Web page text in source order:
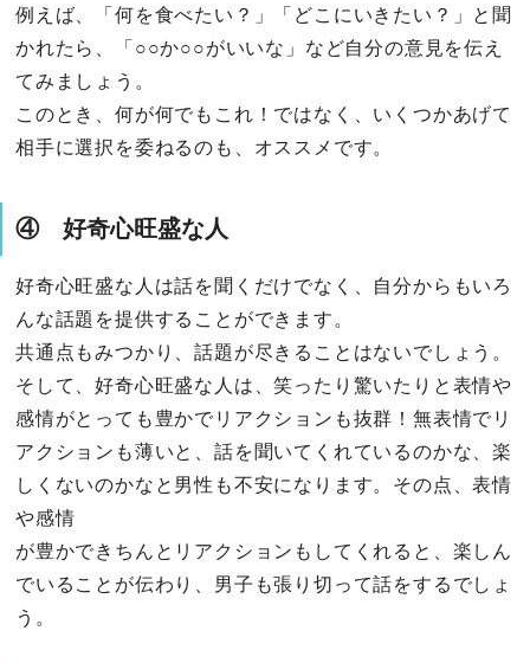
例えば、「何を食べたい？」「どこにいきたい？」と聞
かれたら、「○○か○○がいいな」など自分の意見を伝え
てみましょう。
このとき、何が何でもこれ！ではなく、いくつかあげて
相手に選択を委ねるのも、オススメです。
④ 好奇心旺盛な人
好奇心旺盛な人は話を聞くだけでなく、自分からもいろ
んな話題を提供することができます。
共通点もみつかり、話題が尽きることはないでしょう。
そして、好奇心旺盛な人は、笑ったり驚いたりと表情や
感情がとっても豊かでリアクションも抜群！無表情でリ
アクションも薄いと、話を聞いてくれているのかな、楽
しくないのかなと男性も不安になります。その点、表情
や感情
が豊かできちんとリアクションもしてくれると、楽しん
でいることが伝わり、男子も張り切って話をするでしょ
う。